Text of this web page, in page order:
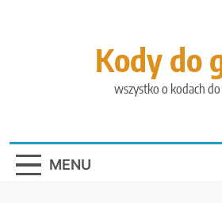
Kody do
wszystko o kodach
MENU